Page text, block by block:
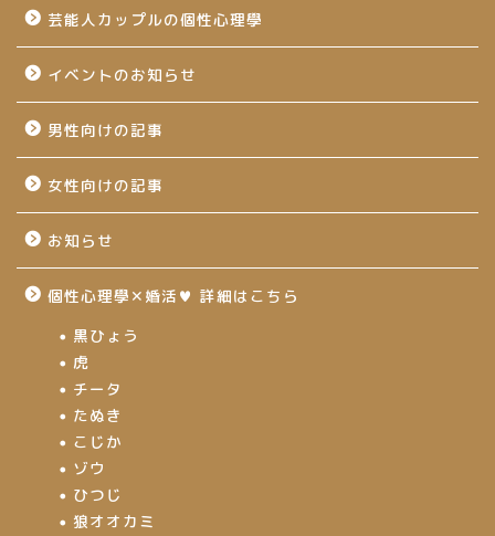
芸能人カップルの個性心理學
イベントのお知らせ
男性向けの記事
女性向けの記事
お知らせ
個性心理學✕婚活♥ 詳細はこちら
黒ひょう
虎
チータ
たぬき
こじか
ゾウ
ひつじ
狼オオカミ